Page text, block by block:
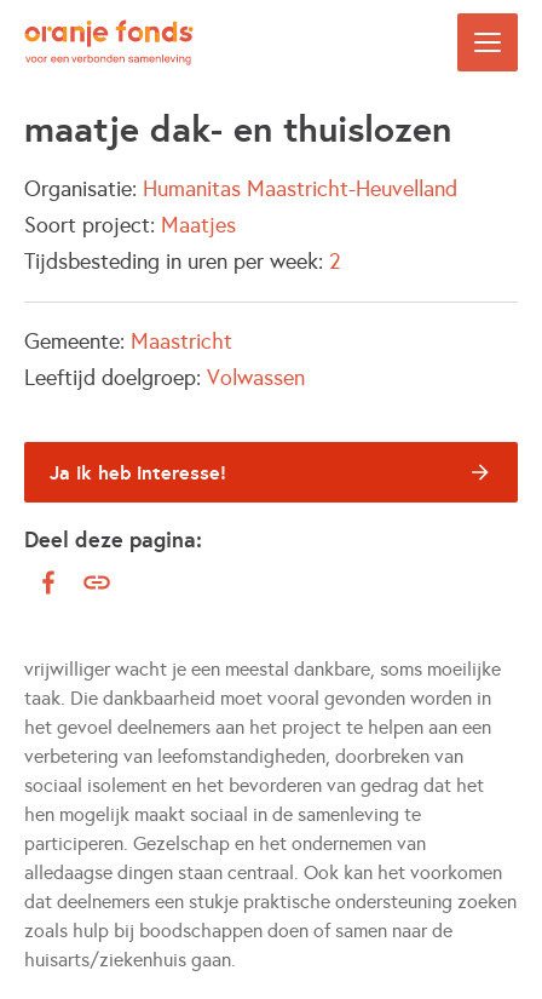
maatje dak- en thuislozen
Organisatie: Humanitas Maastricht-Heuvelland
Soort project: Maatjes
Tijdsbesteding in uren per week: 2
Gemeente: Maastricht
Leeftijd doelgroep: Volwassen
Ja ik heb interesse!
Deel deze pagina:
vrijwilliger wacht je een meestal dankbare, soms moeilijke
taak. Die dankbaarheid moet vooral gevonden worden in
het gevoel deelnemers aan het project te helpen aan een
verbetering van leefomstandigheden, doorbreken van
sociaal isolement en het bevorderen van gedrag dat het
hen mogelijk maakt sociaal in de samenleving te
participeren. Gezelschap en het ondernemen van
alledaagse dingen staan centraal. Ook kan het voorkomen
dat deelnemers een stukje praktische ondersteuning zoeken
zoals hulp bij boodschappen doen of samen naar de
huisarts/ziekenhuis gaan.